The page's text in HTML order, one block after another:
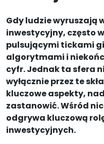
Gdy ludzie wyruszają
inwestycyjny, często
pulsującymi tickami
algorytmami i
cyfr. Jednak ta sfera
wyłącznie przez te
kluczowe aspekty,
zastanowić. Wśród
odgrywa kluczową
inwestycyjnych.